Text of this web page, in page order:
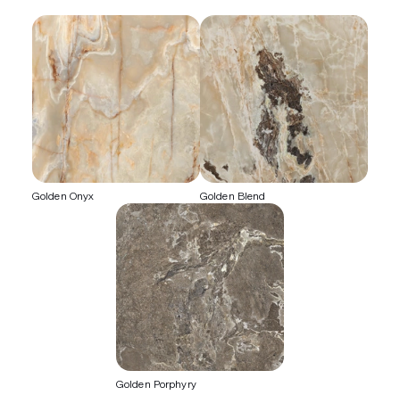
Golden Onyx Golden Blend
Golden Porphyry